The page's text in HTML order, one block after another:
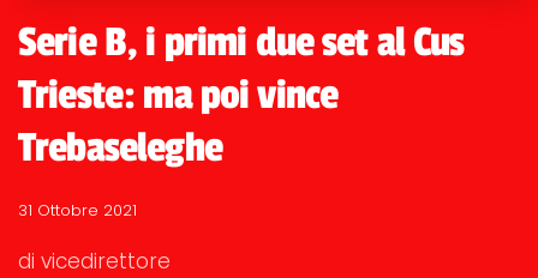
Serie B, i primi due set al Cus
Trieste: ma poi vince
Trebaseleghe
31 Ottobre 2021
di vicedirettore